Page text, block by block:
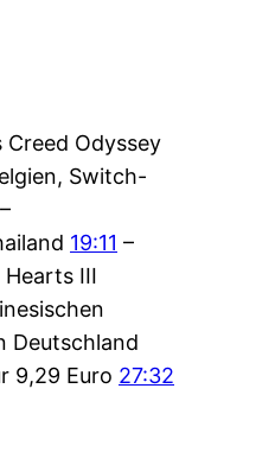
Creed Odyssey
Switch-
–
19:11 –
III
Deutschland
9,29 Euro 27:32